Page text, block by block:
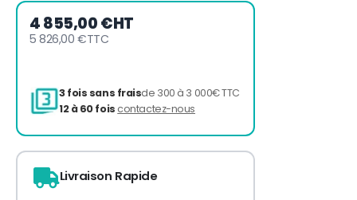
4 855,00 €HT
5 826,00 €TTC
3 fois sans frais
Livraison Rapide